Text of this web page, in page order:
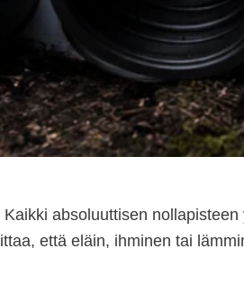
absoluuttisen
että eläin, ihminen tai